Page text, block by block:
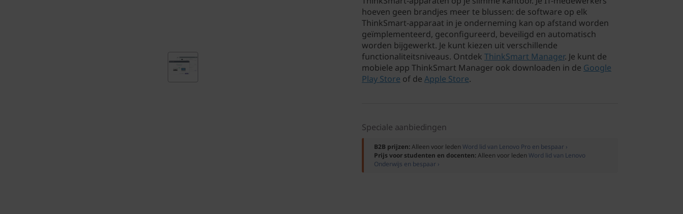
hoeven geen brandjes meer te blussen: de software op elk
ThinkSmart-apparaat in je onderneming kan op afstand worden
geïmplementeerd, geconfigureerd, beveiligd en automatisch
worden bijgewerkt. Je kunt kiezen uit verschillende
functionaliteitsniveaus. Ontdek ThinkSmart Manager. Je kunt de
mobiele app ThinkSmart Manager ook downloaden in de Google
Play Store of de Apple Store.
Speciale aanbiedingen
B2B prijzen:Alleen voor leden Word lid van Lenovo Pro en bespaar ›
Prijs voor studenten en docenten:Alleen voor leden Word lid van Lenovo
Onderwijs en bespaar ›